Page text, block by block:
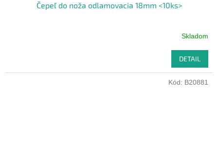
Čepeľ do noža odlamovacia 18mm <10ks>
Skladom
DETAIL
Kód: B20881